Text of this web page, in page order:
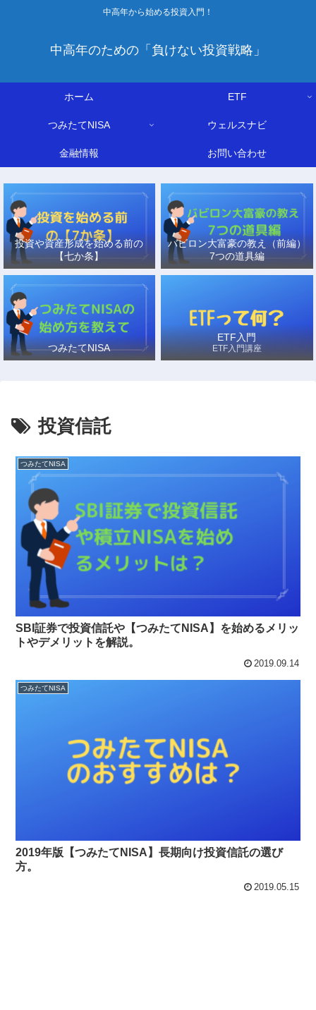
中高年から始める投資入門！
中高年のための「負けない投資戦略」
ホーム ETF
つみたてNISA ウェルスナビ
金融情報 お問い合わせ
投資や資産形成を始める前の
【七か条】
バビロン大富豪の教え（前編）
7つの道具編
つみたてNISA
ETF入門
ETF入門講座
投資信託
つみたてNISA
SBI証券で投資信託や【つみたてNISA】を始めるメリッ
トやデメリットを解説。
2019.09.14
つみたてNISA
2019年版【つみたてNISA】長期向け投資信託の選び
方。
2019.05.15